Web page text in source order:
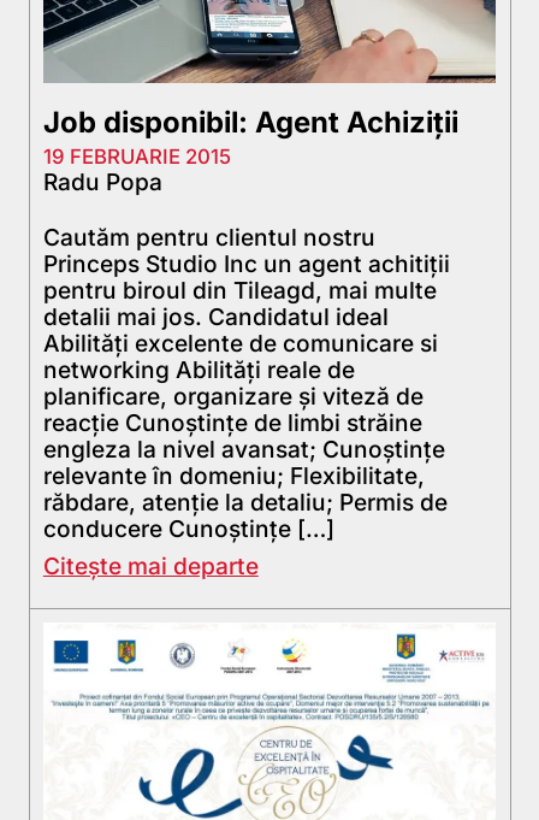
Job disponibil: Agent Achiziții
19 FEBRUARIE 2015
Radu Popa
Cautăm pentru clientul nostru
Princeps Studio Inc un agent achitiții
pentru biroul din Tileagd, mai multe
detalii mai jos. Candidatul ideal
Abilităţi excelente de comunicare si
networking Abilităţi reale de
planificare, organizare şi viteză de
reacţie Cunoştinţe de limbi străine
engleza la nivel avansat; Cunoştinţe
relevante în domeniu; Flexibilitate,
răbdare, atenţie la detaliu; Permis de
conducere Cunoştinţe […]
Citește mai departe